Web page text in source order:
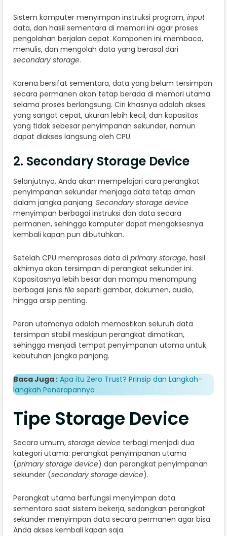
Sistem komputer menyimpan instruksi program, input
data, dan hasil sementara di memori ini agar proses
pengolahan berjalan cepat. Komponen ini membaca,
menulis, dan mengolah data yang berasal dari
secondary storage.
Karena bersifat sementara, data yang belum tersimpan
secara permanen akan tetap berada di memori utama
selama proses berlangsung. Ciri khasnya adalah akses
yang sangat cepat, ukuran lebih kecil, dan kapasitas
yang tidak sebesar penyimpanan sekunder, namun
dapat diakses langsung oleh CPU.
2. Secondary Storage Device
Selanjutnya, Anda akan mempelajari cara perangkat
penyimpanan sekunder menjaga data tetap aman
dalam jangka panjang. Secondary storage device
menyimpan berbagai instruksi dan data secara
permanen, sehingga komputer dapat mengaksesnya
kembali kapan pun dibutuhkan.
Setelah CPU memproses data di primary storage, hasil
akhirnya akan tersimpan di perangkat sekunder ini.
Kapasitasnya lebih besar dan mampu menampung
berbagai jenis file seperti gambar, dokumen, audio,
hingga arsip penting.
Peran utamanya adalah memastikan seluruh data
tersimpan stabil meskipun perangkat dimatikan,
sehingga menjadi tempat penyimpanan utama untuk
kebutuhan jangka panjang.
Baca Juga : Apa itu Zero Trust? Prinsip dan Langkah-
langkah Penerapannya
Tipe Storage Device
Secara umum, storage device terbagi menjadi dua
kategori utama: perangkat penyimpanan utama
(primary storage device) dan perangkat penyimpanan
sekunder (secondary storage device).
Perangkat utama berfungsi menyimpan data
sementara saat sistem bekerja, sedangkan perangkat
sekunder menyimpan data secara permanen agar bisa
Anda akses kembali kapan saja.